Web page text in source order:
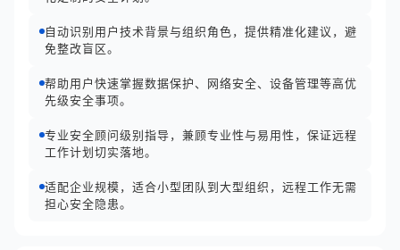
自动识别用户技术背景与组织角色，提供精准化建议，避
免整改盲区。
帮助用户快速掌握数据保护、网络安全、设备管理等高优
先级安全事项。
专业安全顾问级别指导，兼顾专业性与易用性，保证远程
工作计划切实落地。
适配企业规模，适合小型团队到大型组织，远程工作无需
担心安全隐患。